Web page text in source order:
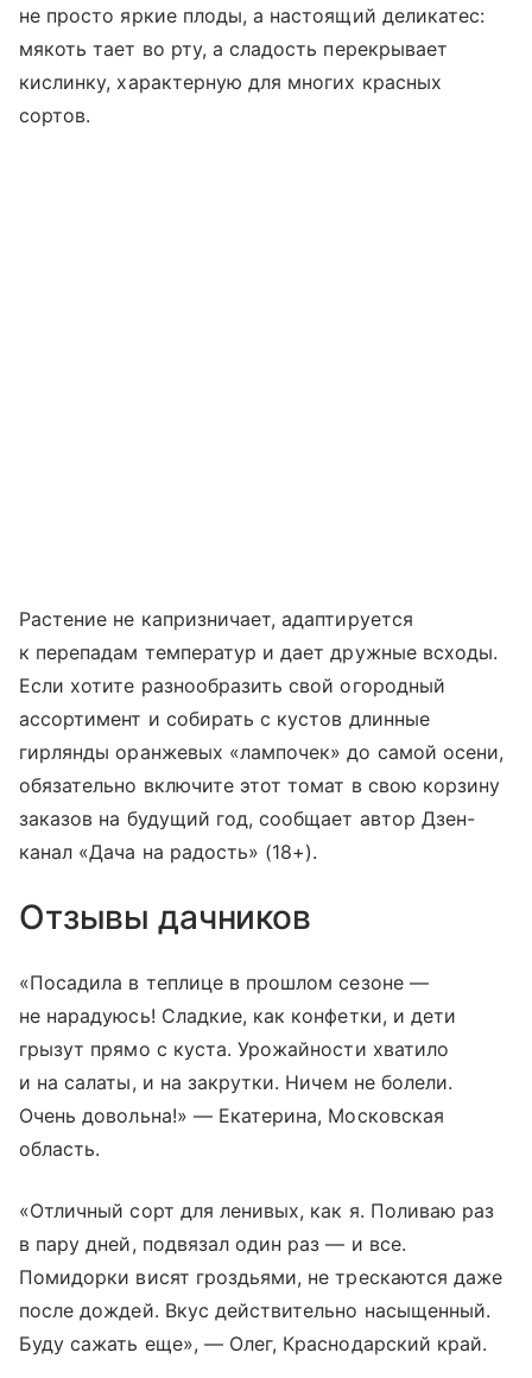
не просто яркие плоды, а настоящий деликатес:
мякоть тает во рту, а сладость перекрывает
кислинку, характерную для многих красных
сортов.
Растение не капризничает, адаптируется
к перепадам температур и дает дружные всходы.
Если хотите разнообразить свой огородный
ассортимент и собирать с кустов длинные
гирлянды оранжевых «лампочек» до самой осени,
обязательно включите этот томат в свою корзину
заказов на будущий год, сообщает автор Дзен-
канал «Дача на радость» (18+).
Отзывы дачников
«Посадила в теплице в прошлом сезоне —
не нарадуюсь! Сладкие, как конфетки, и дети
грызут прямо с куста. Урожайности хватило
и на салаты, и на закрутки. Ничем не болели.
Очень довольна!» — Екатерина, Московская
область.
«Отличный сорт для ленивых, как я. Поливаю раз
в пару дней, подвязал один раз — и все.
Помидорки висят гроздьями, не трескаются даже
после дождей. Вкус действительно насыщенный.
Буду сажать еще», — Олег, Краснодарский край.